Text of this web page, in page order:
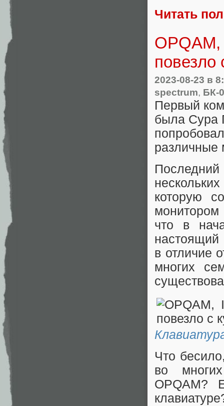
Читать
2023-08-23 в
spectrum, БК-
Первый
была Сура
различные
которую
монитором
что в
настоящий
в отличие
многих
Что
во
OPQAM?